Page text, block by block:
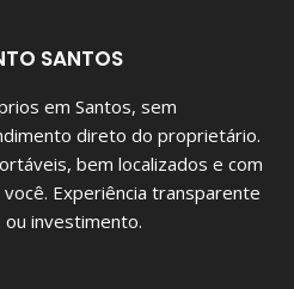
SANTOS
em Santos, sem
direto do proprietário.
bem localizados e com
Experiência transparente
investimento.